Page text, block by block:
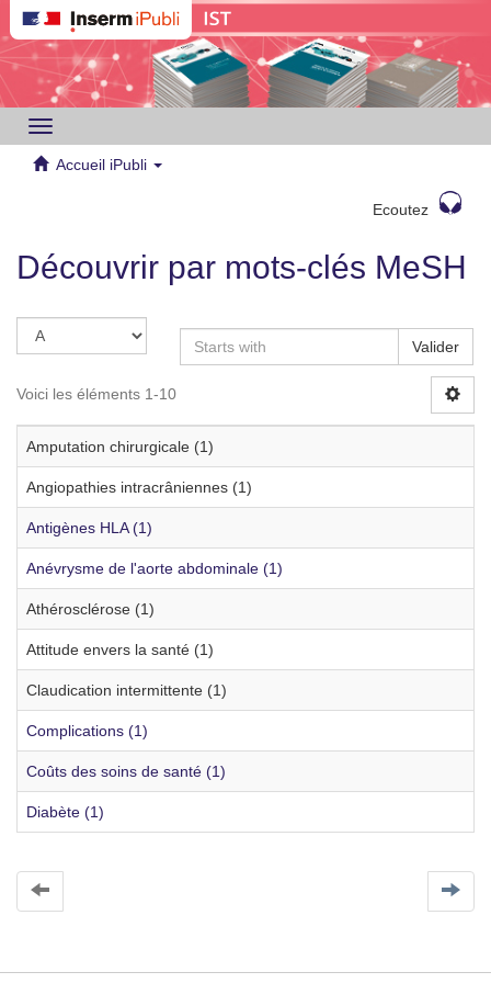
Toggle
navigation
Accueil iPubli
Ecoutez
Découvrir par mots-clés MeSH
Valider
Voici les éléments 1-10
Amputation chirurgicale (1)
Angiopathies intracrâniennes (1)
Antigènes HLA (1)
Anévrysme de l'aorte abdominale (1)
Athérosclérose (1)
Attitude envers la santé (1)
Claudication intermittente (1)
Complications (1)
Coûts des soins de santé (1)
Diabète (1)